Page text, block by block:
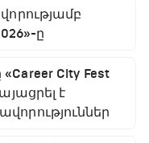
ը
City Fest
է